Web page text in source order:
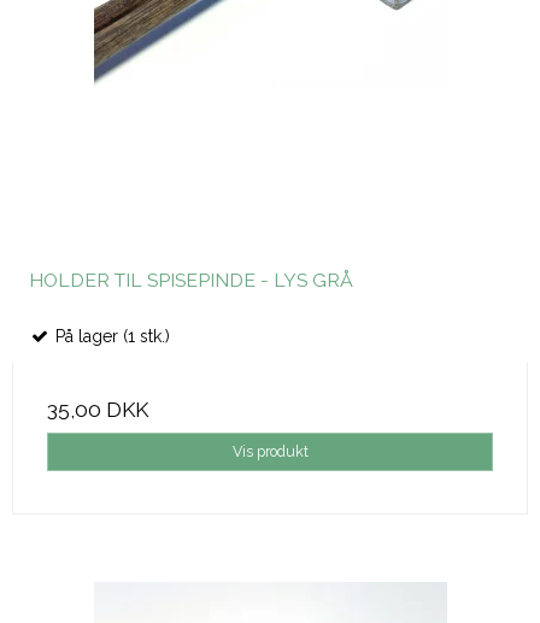
HOLDER TIL SPISEPINDE - LYS GRÅ
På lager (1 stk.)
35,00 DKK
Vis produkt